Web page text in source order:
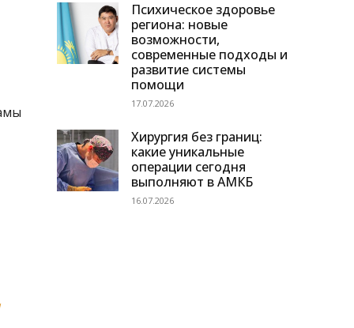
Психическое здоровье
региона: новые
возможности,
современные подходы и
развитие системы
помощи
17.07.2026
Хирургия без границ:
какие уникальные
операции сегодня
выполняют в АМКБ
16.07.2026